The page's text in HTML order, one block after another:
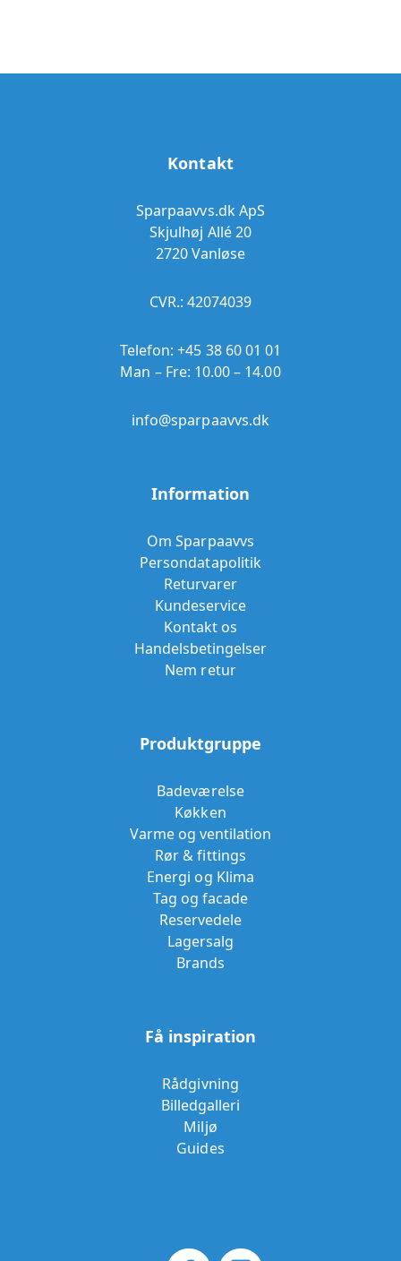
Kontakt
Sparpaavvs.dk ApS
Skjulhøj Allé 20
2720 Vanløse
CVR.: 42074039
Telefon:+45 38 60 01 01
Man – Fre: 10.00 – 14.00
info@sparpaavvs.dk
Information
Om Sparpaavvs
Persondatapolitik
Returvarer
Kundeservice
Kontakt os
Handelsbetingelser
Nem retur
Produktgruppe
Badeværelse
Køkken
Varme og ventilation
Rør & fittings
Energi og Klima
Tag og facade
Reservedele
Lagersalg
Brands
Få inspiration
Rådgivning
Billedgalleri
Miljø
Guides